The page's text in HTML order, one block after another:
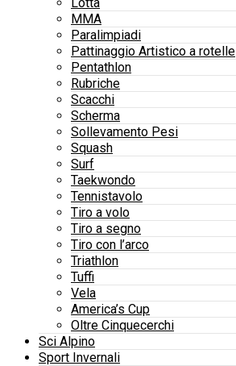
MMA
Paralimpiadi
Pattinaggio Artistico a rotelle
Pentathlon
Rubriche
Scacchi
Scherma
Sollevamento Pesi
Squash
Surf
Taekwondo
Tennistavolo
Tiro a volo
Tiro a segno
Tiro con l’arco
Triathlon
Tuffi
Vela
America’s Cup
Oltre Cinquecerchi
Sci Alpino
Sport Invernali